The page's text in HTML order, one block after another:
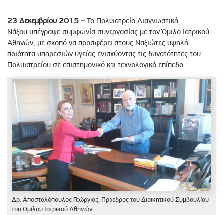
23 Δεκεμβρίου 2015 –Το Πολυϊατρείο Διαγνωστική
Νάξου υπέγραψε συμφωνία συνεργασίας με τον Όμιλο Ιατρικού
Αθηνών, με σκοπό να προσφέρει στους Ναξιώτες υψηλή
ποιότητα υπηρεσιών υγείας ενισχύοντας τις δυνατότητες του
Πολυϊατρείου σε επιστημονικό και τεχνολογικό επίπεδο.
Δρ. Αποστολόπουλος Γεώργιος, Πρόεδρος του Διοικητικού Συμβουλίου
του Ομίλου Ιατρικού Αθηνών